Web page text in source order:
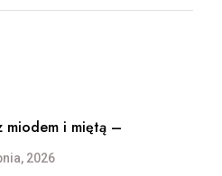
miodem i miętą –
2026